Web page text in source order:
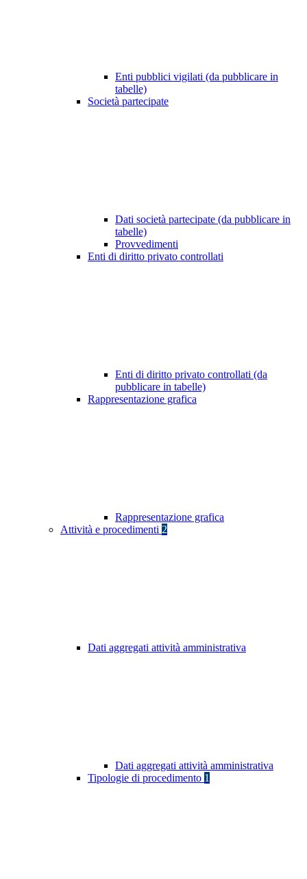
Enti pubblici vigilati (da pubblicare in
tabelle)
Società partecipate
Dati società partecipate (da pubblicare in
tabelle)
Provvedimenti
Enti di diritto privato controllati
Enti di diritto privato controllati (da
pubblicare in tabelle)
Rappresentazione grafica
Rappresentazione grafica
Attività e procedimenti 2
Dati aggregati attività amministrativa
Dati aggregati attività amministrativa
Tipologie di procedimento 1